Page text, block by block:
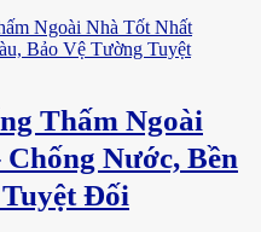
Thấm Ngoài
Nước, Bền
Đối